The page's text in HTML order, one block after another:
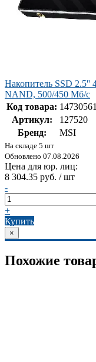
Накопитель SSD 2.5''
NAND, 500/450 Мб/с
Код товара:
Артикул:
127520
Бренд:
MSI
На складе 5 шт
Обновлено 07.08.2026
Цена для юр. лиц:
8 304.35 руб. / шт
-
+
Купить
×
Похожие